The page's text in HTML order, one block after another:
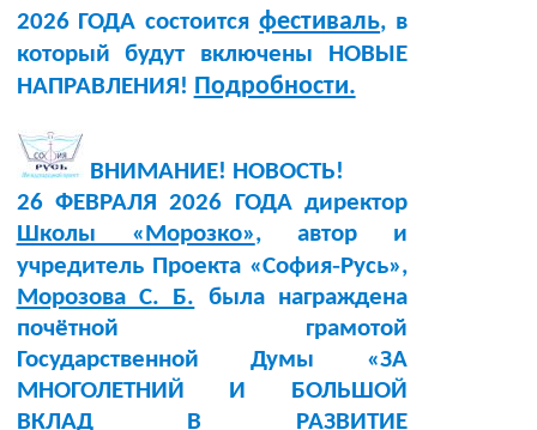
2026 ГОДА состоитсяфестиваль, в
который будут включены НОВЫЕ
НАПРАВЛЕНИЯ! Подробности.
ВНИМАНИЕ! НОВОСТЬ!
26 ФЕВРАЛЯ 2026 ГОДА директор
Школы «Морозко», автор и
учредитель Проекта «София‑Русь»,
Морозова С. Б. была награждена
почётной грамотой
Государственной Думы «ЗА
МНОГОЛЕТНИЙ И БОЛЬШОЙ
ВКЛАД В РАЗВИТИЕ